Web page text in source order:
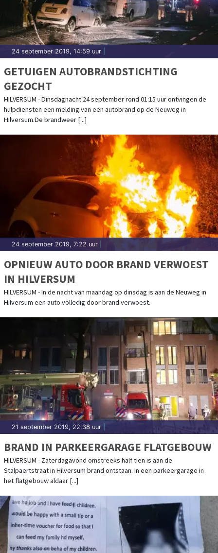
24 september 2019, 14:59 uur
GETUIGEN AUTOBRANDSTICHTING
GEZOCHT
HILVERSUM - Dinsdagnacht 24 september rond 01:15 uur ontvingen de
hulpdiensten een melding van een autobrand op de Neuweg in
Hilversum.De brandweer [...]
24 september 2019, 7:22 uur
OPNIEUW AUTO DOOR BRAND VERWOEST
IN HILVERSUM
HILVERSUM - In de nacht van maandag op dinsdag is aan de Neuweg in
Hilversum een auto volledig door brand verwoest.
21 september 2019, 22:38 uur
BRAND IN PARKEERGARAGE FLATGEBOUW
HILVERSUM - Zaterdagavond omstreeks half tien is aan de
Stalpaertstraat in Hilversum brand ontstaan. In een parkeergarage in
het flatgebouw aldaar [...]